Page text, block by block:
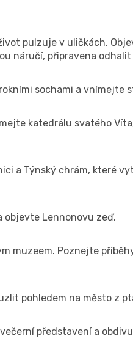
pulzuje v uličkách.
náručí, připravena odhalit
sochami a vnímejte
katedrálu svatého
a Týnský chrám, které
objevte Lennonovu zeď.
muzeem. Poznejte
pohledem na město z
představení a